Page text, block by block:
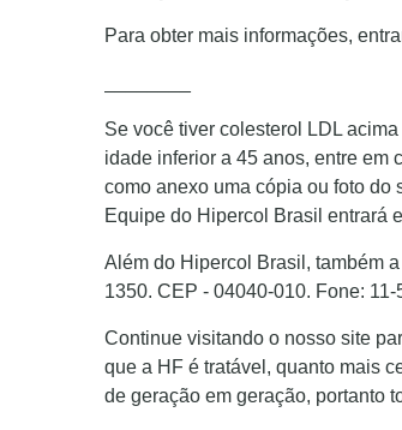
Para obter mais informações,
Se você tiver colesterol LDL
idade inferior a 45 anos, entre em
como anexo uma cópia ou foto do
Equipe do Hipercol Brasil entrará
Além do Hipercol Brasil, também
1350. CEP - 04040-010. Fone:
Continue visitando o nosso site
que a HF é tratável, quanto mais
de geração em geração, portanto